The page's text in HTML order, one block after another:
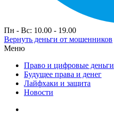
Пн - Вс: 10.00 - 19.00
Вернуть деньги от мошенников
Меню
Право и цифровые деньги
Будущее права и денег
Лайфхаки и защита
Новости